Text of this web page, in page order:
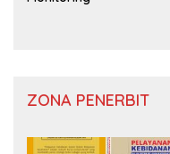
ZONA PENERBIT